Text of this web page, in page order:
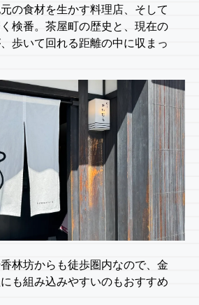
の食材を生かす料理店、そして
検番。茶屋町の歴史と、現在の
歩いて回れる距離の中に収まっ
林坊からも徒歩圏内なので、金
も組み込みやすいのもおすすめ